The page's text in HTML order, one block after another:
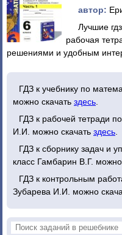
автор:
Лучшие
рабочая
решениями и удобным
ГДЗ к учебнику по
можно скачать здесь.
ГДЗ к рабочей тетради
И.И. можно скачать здесь.
ГДЗ к сборнику задач и
класс Гамбарин В.Г. можно
ГДЗ к контрольным
Зубарева И.И. можно